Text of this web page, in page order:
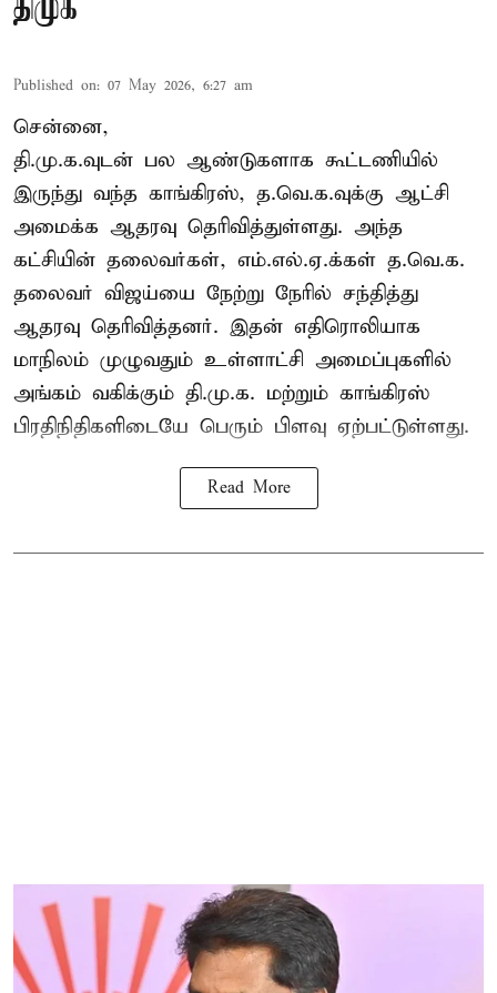
திமுக
Published on: 07 May 2026, 6:27 am
சென்னை,
தி.மு.க.வுடன் பல ஆண்டுகளாக கூட்டணியில்
இருந்து வந்த காங்கிரஸ், த.வெ.க.வுக்கு ஆட்சி
அமைக்க ஆதரவு தெரிவித்துள்ளது. அந்த
கட்சியின் தலைவர்கள், எம்.எல்.ஏ.க்கள் த.வெ.க.
தலைவர் விஜய்யை நேற்று நேரில் சந்தித்து
ஆதரவு தெரிவித்தனர். இதன் எதிரொலியாக
மாநிலம் முழுவதும் உள்ளாட்சி அமைப்புகளில்
அங்கம் வகிக்கும் தி.மு.க. மற்றும் காங்கிரஸ்
பிரதிநிதிகளிடையே பெரும் பிளவு ஏற்பட்டுள்ளது.
Read More